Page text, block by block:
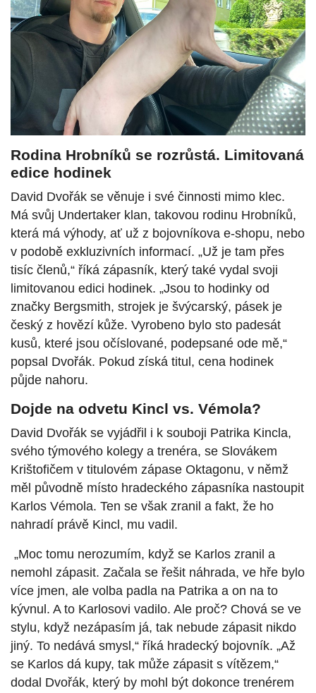
Rodina Hrobníků se rozrůstá. Limitovaná
edice hodinek
David Dvořák se věnuje i své činnosti mimo klec.
Má svůj Undertaker klan, takovou rodinu Hrobníků,
která má výhody, ať už z bojovníkova e-shopu, nebo
v podobě exkluzivních informací. „Už je tam přes
tisíc členů,“ říká zápasník, který také vydal svoji
limitovanou edici hodinek. „Jsou to hodinky od
značky Bergsmith, strojek je švýcarský, pásek je
český z hovězí kůže. Vyrobeno bylo sto padesát
kusů, které jsou očíslované, podepsané ode mě,“
popsal Dvořák. Pokud získá titul, cena hodinek
půjde nahoru.
Dojde na odvetu Kincl vs. Vémola?
David Dvořák se vyjádřil i k souboji Patrika Kincla,
svého týmového kolegy a trenéra, se Slovákem
Krištofičem v titulovém zápase Oktagonu, v němž
měl původně místo hradeckého zápasníka nastoupit
Karlos Vémola. Ten se však zranil a fakt, že ho
nahradí právě Kincl, mu vadil.
„Moc tomu nerozumím, když se Karlos zranil a
nemohl zápasit. Začala se řešit náhrada, ve hře bylo
více jmen, ale volba padla na Patrika a on na to
kývnul. A to Karlosovi vadilo. Ale proč? Chová se ve
stylu, když nezápasím já, tak nebude zápasit nikdo
jiný. To nedává smysl,“ říká hradecký bojovník. „Až
se Karlos dá kupy, tak může zápasit s vítězem,“
dodal Dvořák, který by mohl být dokonce trenérem